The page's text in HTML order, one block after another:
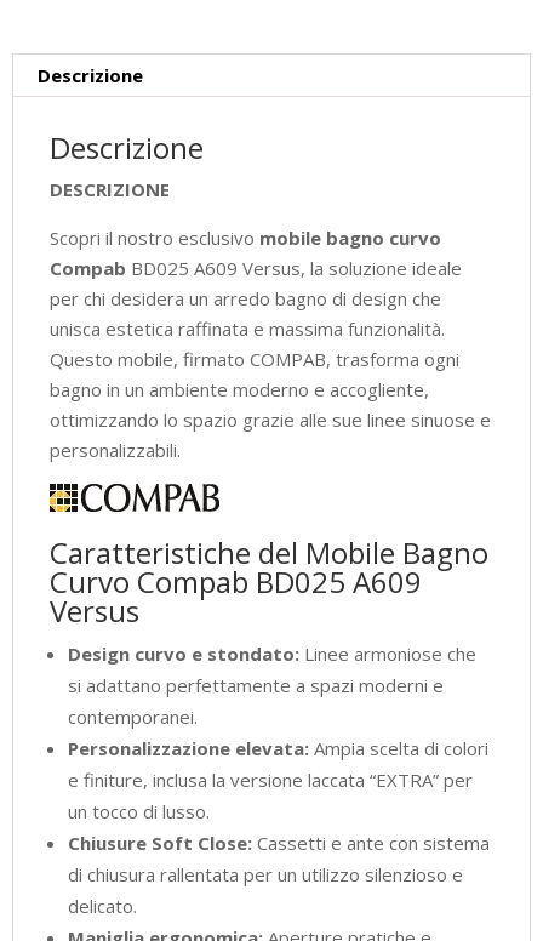
Design
Moderno
Descrizione
Descrizione
DESCRIZIONE
Scopri il nostro esclusivo mobile bagno curvo
Compab BD025 A609 Versus, la soluzione ideale
per chi desidera un arredo bagno di design che
unisca estetica raffinata e massima funzionalità.
Questo mobile, firmato COMPAB, trasforma ogni
bagno in un ambiente moderno e accogliente,
ottimizzando lo spazio grazie alle sue linee sinuose e
personalizzabili.
Caratteristiche del Mobile Bagno
Curvo Compab BD025 A609
Versus
Design curvo e stondato: Linee armoniose che
si adattano perfettamente a spazi moderni e
contemporanei.
Personalizzazione elevata: Ampia scelta di colori
e finiture, inclusa la versione laccata “EXTRA” per
un tocco di lusso.
Chiusure Soft Close: Cassetti e ante con sistema
di chiusura rallentata per un utilizzo silenzioso e
delicato.